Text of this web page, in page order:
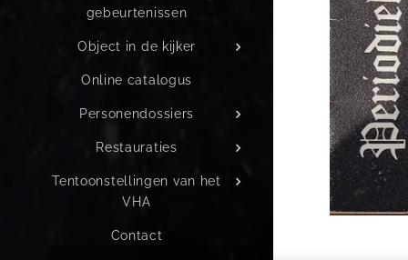
gebeurtenissen
Object in de kijker
Online catalogus
Personendossiers
Restauraties
Tentoonstellingen van het
VHA
Contact